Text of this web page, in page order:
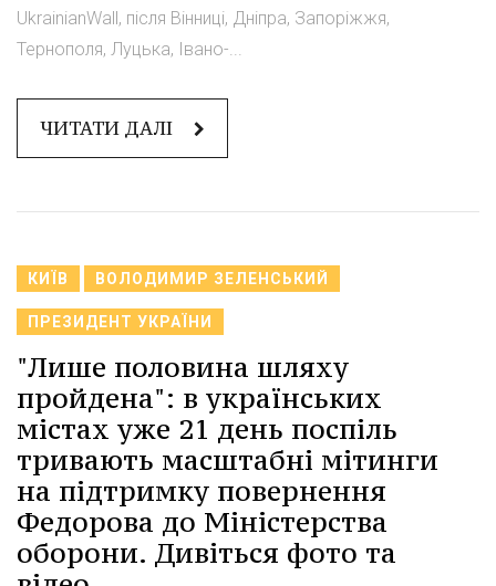
UkrainianWall, після Вінниці, Дніпра, Запоріжжя,
Тернополя, Луцька, Івано-...
ЧИТАТИ ДАЛІ
КИЇВ ВОЛОДИМИР ЗЕЛЕНСЬКИЙ
ПРЕЗИДЕНТ УКРАЇНИ
"Лише половина шляху
пройдена": в українських
містах уже 21 день поспіль
тривають масштабні мітинги
на підтримку повернення
Федорова до Міністерства
оборони. Дивіться фото та